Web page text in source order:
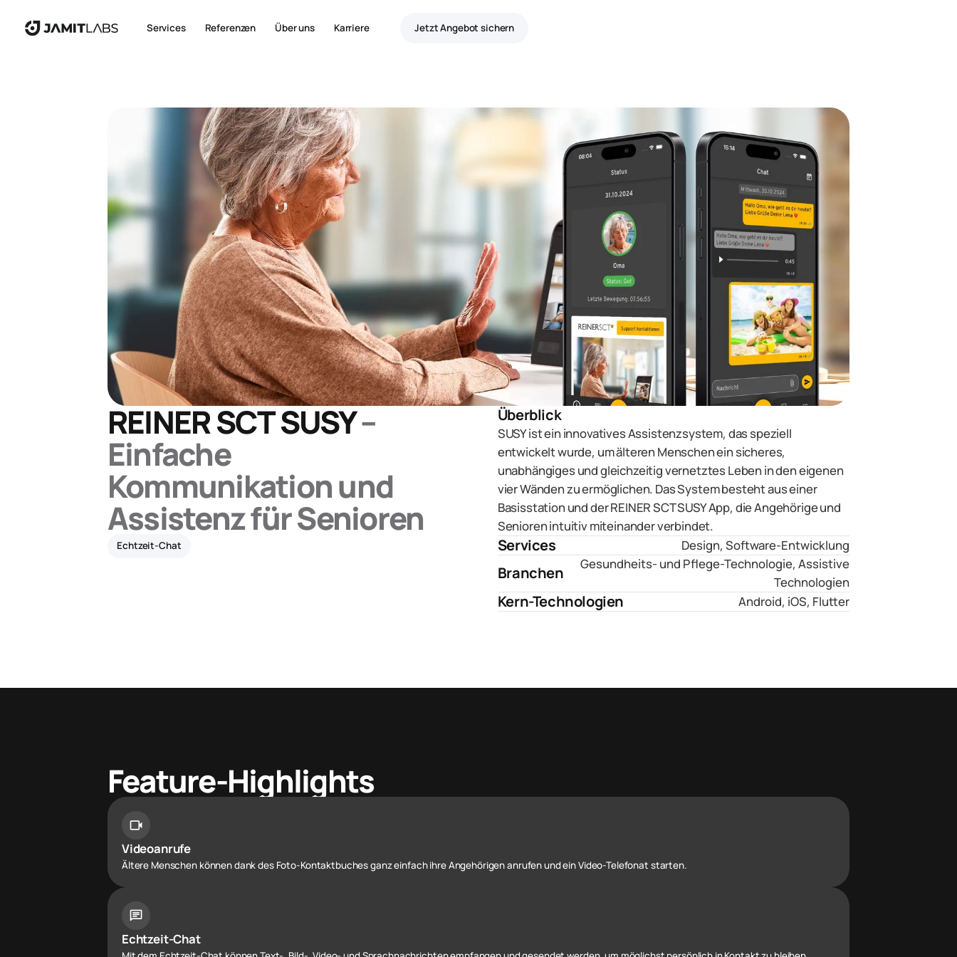
Services Referenzen Über uns Karriere Jetzt Angebot sichern
REINER SCT SUSY–
Einfache
Kommunikation und
Assistenz für Senioren
Echtzeit-Chat
Überblick
SUSY ist ein innovatives Assistenzsystem, das speziell
entwickelt wurde, um älteren Menschen ein sicheres,
unabhängiges und gleichzeitig vernetztes Leben in den eigenen
vier Wänden zu ermöglichen. Das System besteht aus einer
Basisstation und der REINER SCT SUSY App, die Angehörige und
Senioren intuitiv miteinander verbindet.
Services Design,Software-Entwicklung
Branchen Gesundheits- und Pflege-Technologie,Assistive
Technologien
Kern-Technologien Android, iOS, Flutter
Feature-Highlights
videocam
Videoanrufe
Ältere Menschen können dank des Foto-Kontaktbuches ganz einfach ihre Angehörigen anrufen und ein Video-Telefonat starten.
chat
Echtzeit-Chat